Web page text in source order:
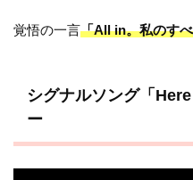
覚悟の一言「All in。私のす
シグナルソング「
ー